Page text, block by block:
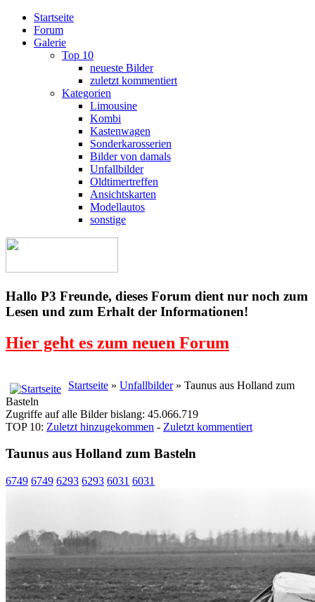
Startseite
Forum
Galerie
Top 10
neueste Bilder
zuletzt kommentiert
Kategorien
Limousine
Kombi
Kastenwagen
Sonderkarosserien
Bilder von damals
Unfallbilder
Oldtimertreffen
Ansichtskarten
Modellautos
sonstige
Hallo P3 Freunde, dieses Forum dient nur noch zum
Lesen und zum Erhalt der Informationen!
Hier geht es zum neuen Forum
Startseite » Unfallbilder» Taunus aus Holland zum
Basteln
Zugriffe auf alle Bilder bislang: 45.066.719
TOP 10: Zuletzt hinzugekommen - Zuletzt kommentiert
Taunus aus Holland zum Basteln
6749 6749 6293 6293 6031 6031